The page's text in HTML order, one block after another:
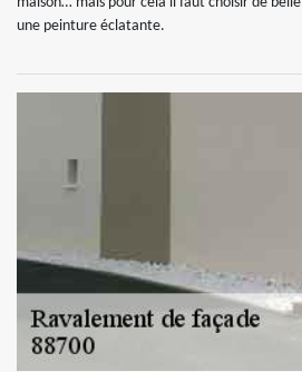
une peinture éclatante.